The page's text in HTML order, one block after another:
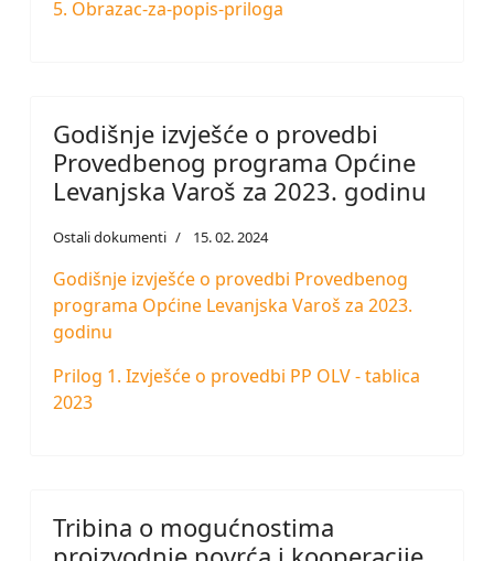
5. Obrazac-za-popis-priloga
Godišnje izvješće o provedbi
Provedbenog programa Općine
Levanjska Varoš za 2023. godinu
Ostali dokumenti 15. 02. 2024
Godišnje izvješće o provedbi Provedbenog
programa Općine Levanjska Varoš za 2023.
godinu
Prilog 1. Izvješće o provedbi PP OLV - tablica
2023
Tribina o mogućnostima